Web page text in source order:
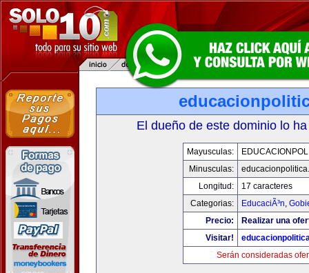
El dueño de este dominio lo
Mayusculas:
Minusculas:
Longitud:
17 caracteres
Categorias:
EducaciÃ³n,
Precio:
Realizar una
Visitar!
Serán consideradas